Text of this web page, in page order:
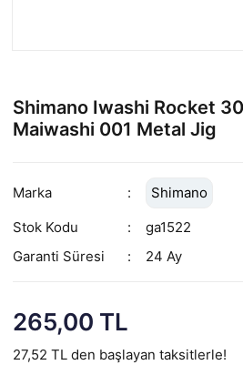
Shimano Iwashi Rocket
Maiwashi 001 Metal Jig
Marka
Shimano
Stok Kodu
ga1522
Garanti Süresi
24 Ay
265,00 TL
27,52 TL den başlayan taksitlerle!